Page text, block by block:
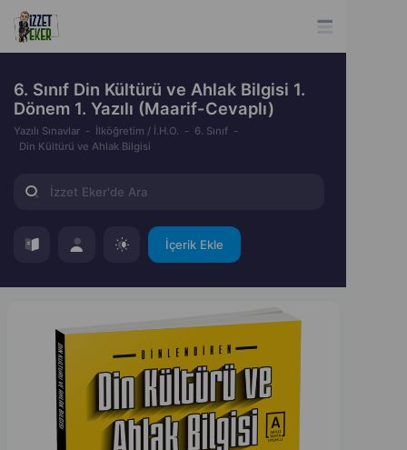
6. Sınıf Din Kültürü ve Ahlak Bilgisi 1.
Dönem 1. Yazılı (Maarif-Cevaplı)
Yazılı Sınavlar İlköğretim / İ.H.O.
6. Sınıf
Din Kültürü ve Ahlak Bilgisi
İçerik Ekle